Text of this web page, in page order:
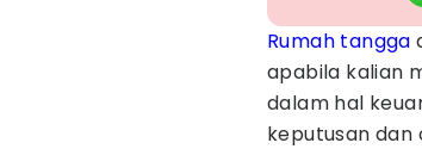
Rumah tangga
apabila kalian
dalam hal
keputusan dan